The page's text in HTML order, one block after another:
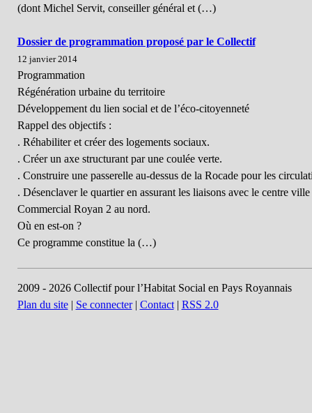
(dont Michel Servit, conseiller général et (…)
Dossier de programmation proposé par le Collectif
12 janvier 2014
Programmation
Régénération urbaine du territoire
Développement du lien social et de l’éco-citoyenneté
Rappel des objectifs :
. Réhabiliter et créer des logements sociaux.
. Créer un axe structurant par une coulée verte.
. Construire une passerelle au-dessus de la Rocade pour les
. Désenclaver le quartier en assurant les liaisons avec le centre
Commercial Royan 2 au nord.
Où en est-on ?
Ce programme constitue la (…)
2009 - 2026 Collectif pour l’Habitat Social en Pays Royannais
Plan du site| Se connecter| Contact| RSS 2.0